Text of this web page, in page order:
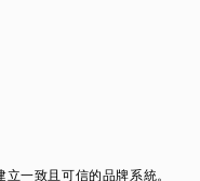
一致且可信的品牌系統。